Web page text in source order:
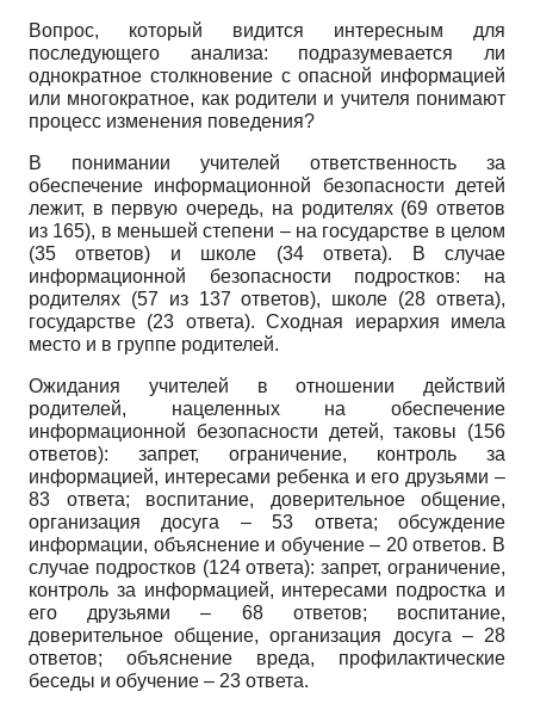
Вопрос, который видится интересным для
последующего анализа: подразумевается ли
однократное столкновение с опасной информацией
или многократное, как родители и учителя понимают
процесс изменения поведения?
В понимании учителей ответственность за
обеспечение информационной безопасности детей
лежит, в первую очередь, на родителях (69 ответов
из 165), в меньшей степени – на государстве в целом
(35 ответов) и школе (34 ответа). В случае
информационной безопасности подростков: на
родителях (57 из 137 ответов), школе (28 ответа),
государстве (23 ответа). Сходная иерархия имела
место и в группе родителей.
Ожидания учителей в отношении действий
родителей, нацеленных на обеспечение
информационной безопасности детей, таковы (156
ответов): запрет, ограничение, контроль за
информацией, интересами ребенка и его друзьями –
83 ответа; воспитание, доверительное общение,
организация досуга – 53 ответа; обсуждение
информации, объяснение и обучение – 20 ответов. В
случае подростков (124 ответа): запрет, ограничение,
контроль за информацией, интересами подростка и
его друзьями – 68 ответов; воспитание,
доверительное общение, организация досуга – 28
ответов; объяснение вреда, профилактические
беседы и обучение – 23 ответа.